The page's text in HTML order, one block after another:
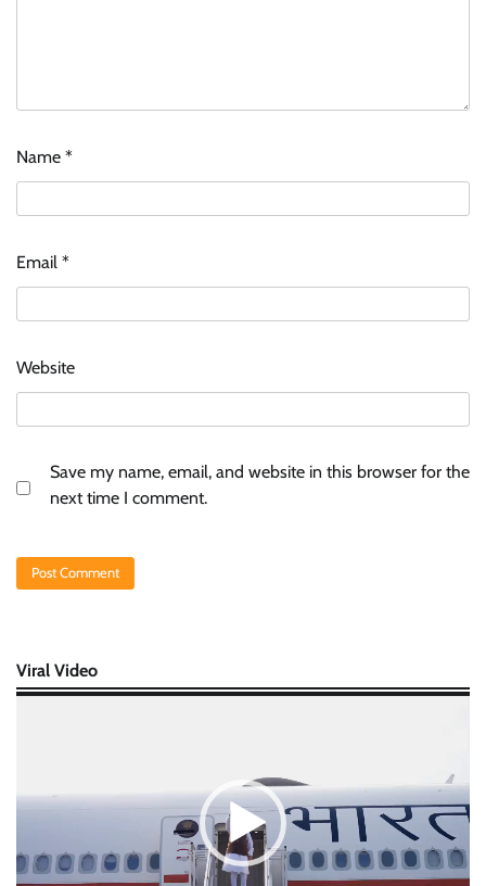
Name *
Email *
Website
Save my name, email, and website in this browser for the
next time I comment.
Viral Video